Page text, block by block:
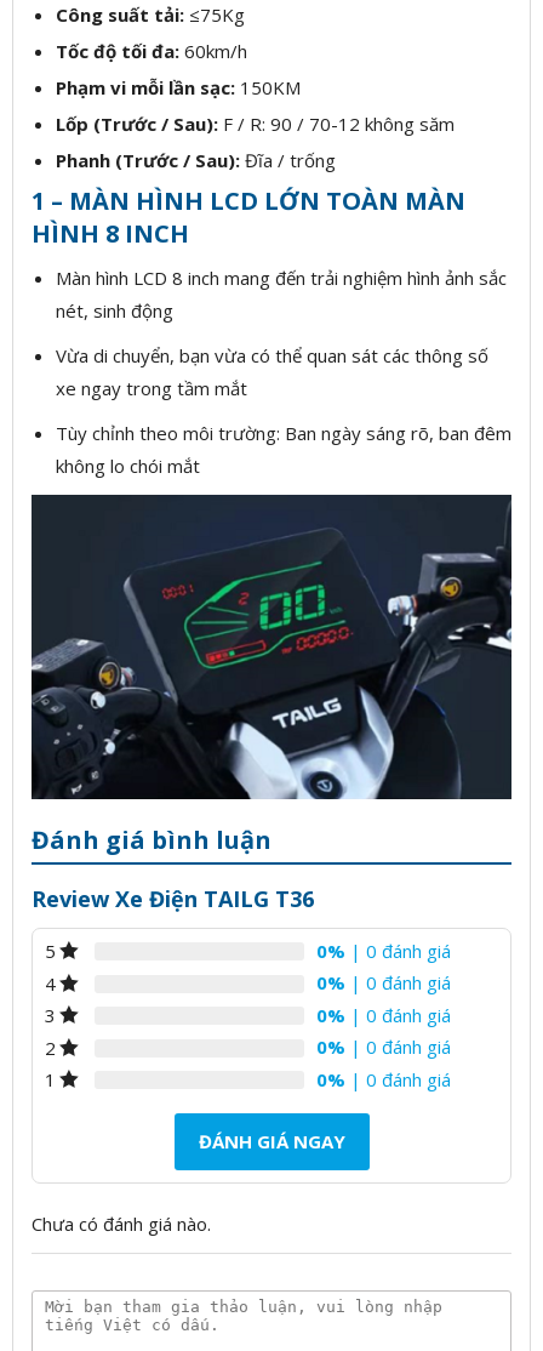
Công suất tải: ≤75Kg
Tốc độ tối đa: 60km/h
Phạm vi mỗi lần sạc: 150KM
Lốp (Trước / Sau): F / R: 90 / 70-12 không săm
Phanh (Trước / Sau): Đĩa / trống
1 – MÀN HÌNH LCD LỚN TOÀN MÀN
HÌNH 8 INCH
Màn hình LCD 8 inch mang đến trải nghiệm hình ảnh sắc
nét, sinh động
Vừa di chuyển, bạn vừa có thể quan sát các thông số
xe ngay trong tầm mắt
Tùy chỉnh theo môi trường: Ban ngày sáng rõ, ban đêm
không lo chói mắt
Đánh giá bình luận
Review Xe Điện TAILG T36
5 0% | 0 đánh giá
4
0% | 0 đánh giá
3
0% | 0 đánh giá
2
0% | 0 đánh giá
1
0% | 0 đánh giá
ĐÁNH GIÁ NGAY
Chưa có đánh giá nào.